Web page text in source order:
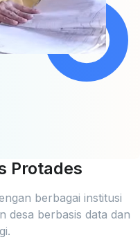
Protades
berbagai institusi
desa berbasis data dan